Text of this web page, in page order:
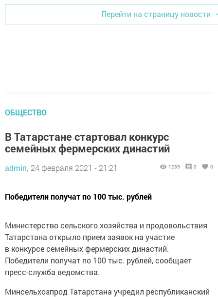
Перейти на страницу новости
ОБЩЕСТВО
В Татарстане стартовал конкурс
семейных фермерских династий
admin, 24 февраля 2021 - 21:21 1235 0 0
Победители получат по 100 тыс. рублей
Министерство сельского хозяйства и продовольствия
Татарстана открыло прием заявок на участие
в конкурсе семейных фермерских династий.
Победители получат по 100 тыс. рублей, сообщает
пресс-служба ведомства.
Минсельхозпрод Татарстана учредил республиканский